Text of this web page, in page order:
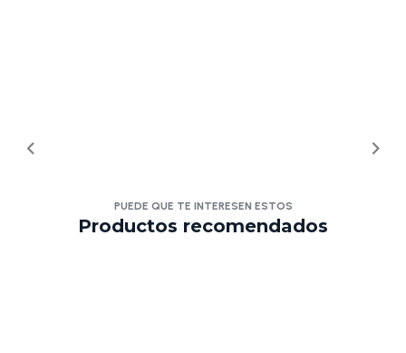
PUEDE QUE TE INTERESEN ESTOS
Productos recomendados